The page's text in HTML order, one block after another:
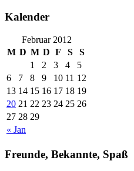
Kalender
Februar 2012
M D M D F S S
« Jan
1 2 3 4
5
6
7 8 9 10 11 12
13 14 15 16 17 18 19
20 21 22 23 24 25 26
27 28 29
Freunde, Bekannte, Spaß